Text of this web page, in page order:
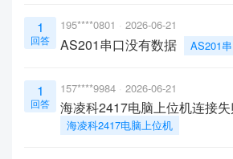
1
回答
195****0801 2026-06-21
AS201串口没有数据 AS201
1
回答
157****9984 2026-06-21
海凌科2417电脑上位机连接
海凌科2417电脑上位机